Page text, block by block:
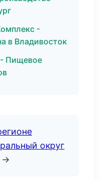
-
в Владивосток
- Пищевое
округ
→